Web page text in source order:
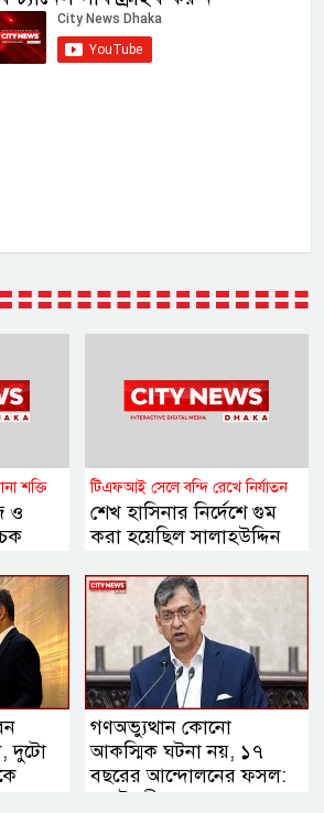
শক্তি
ও
টিএফআই সেলে বন্দি রেখে নির্যাতন
শেখ হাসিনার নির্দেশে গুম
করা হয়েছিল সালাহউদ্দিন
দুটো
গণঅভ্যুত্থান কোনো
আকস্মিক ঘটনা নয়, ১৭
বছরের আন্দোলনের ফসল:
স্বরাষ্ট্রমন্ত্রী